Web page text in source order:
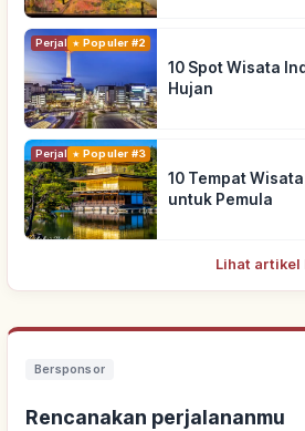
PerjalananPopuler #2
10 Spot Wisata
Hujan
PerjalananPopuler #3
10 Tempat
untuk Pemula
Lihat artikel
Bersponsor
Rencanakan perjalananmu